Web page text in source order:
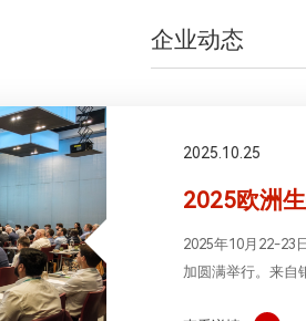
企业动态
2025.10.25
2025欧洲
2025年10月22-23
加圆满举行。来自